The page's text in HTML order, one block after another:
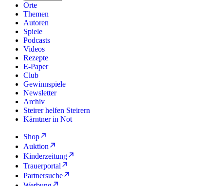
Orte
Themen
Autoren
Spiele
Podcasts
Videos
Rezepte
E-Paper
Club
Gewinnspiele
Newsletter
Archiv
Steirer helfen Steirern
Kärntner in Not
Shop
Auktion
Kinderzeitung
Trauerportal
Partnersuche